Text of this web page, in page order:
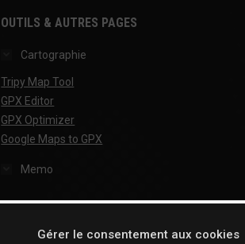
Gérer le consentement aux cookies
OUTILS & AUTRES PAGES
Cartographie
Tripy Map Tool
GPX Editor
GPX Optimizer
Google Maps to GPX
Memo